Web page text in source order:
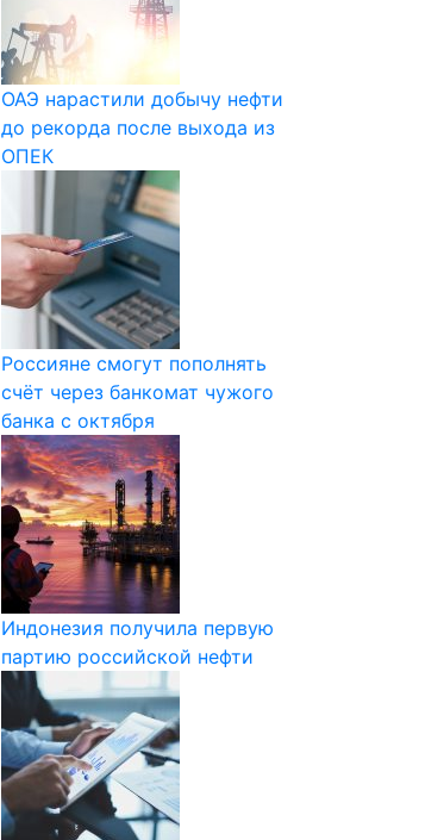
ОАЭ нарастили добычу нефти
до рекорда после выхода из
ОПЕК
Россияне смогут пополнять
счёт через банкомат чужого
банка с октября
Индонезия получила первую
партию российской нефти